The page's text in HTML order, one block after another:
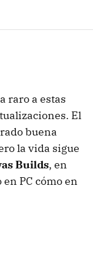
raro a estas
El
buena
la vida sigue
Builds, en
PC cómo en